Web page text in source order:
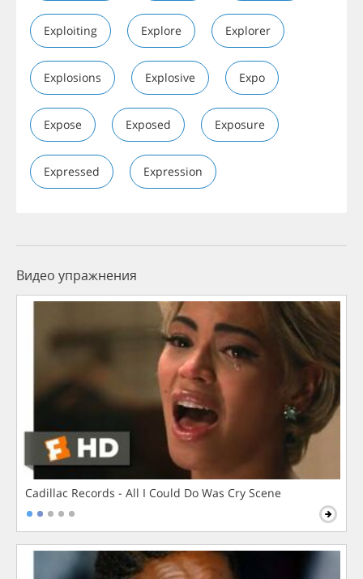
Exploiting Explore Explorer
Explosions Explosive Expo
Expose Exposed Exposure
Expressed Expression
Видео упражнения
Cadillac Records - All I Could Do Was Cry Scene